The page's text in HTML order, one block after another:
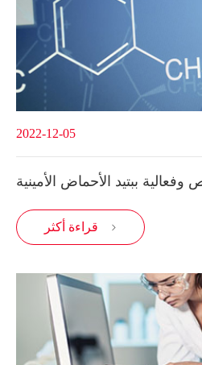
2022-12-05
ببتيد الأحماض الأمينية
قراءة أكثر 